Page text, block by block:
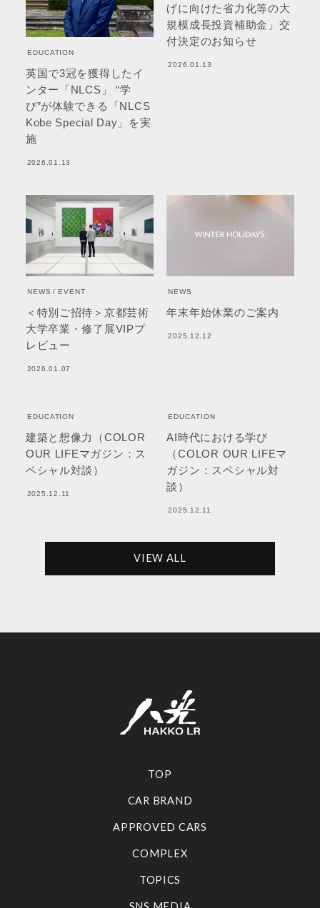
EDUCATION
英国で3冠を獲得したイ
ンター「NLCS」 “学
び”が体験できる「NLCS
Kobe Special Day」を実
施
2026.01.13
げに向けた省力化等の大
規模成長投資補助金」交
付決定のお知らせ
2026.01.13
NEWS EVENT
＜特別ご招待＞京都芸術
大学卒業・修了展VIPプ
レビュー
2026.01.07
NEWS
年末年始休業のご案内
2025.12.12
EDUCATION
建築と想像力（COLOR
OUR LIFEマガジン：ス
ペシャル対談）
2025.12.11
EDUCATION
AI時代における学び
（COLOR OUR LIFEマ
ガジン：スペシャル対
談）
2025.12.11
VIEW ALL
TOP
CAR BRAND
APPROVED CARS
COMPLEX
TOPICS